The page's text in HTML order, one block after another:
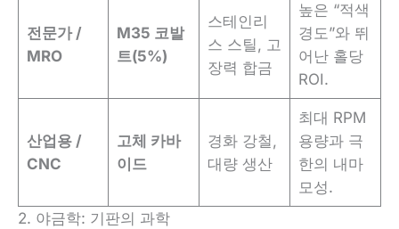
전문가 /
MRO
M35 코발
트(5%)
스테인리
스 스틸, 고
장력 합금
높은 “적색
경도”와 뛰
어난 홀당
ROI.
산업용 /
CNC
고체 카바
이드
경화 강철,
대량 생산
최대 RPM
용량과 극
한의 내마
모성.
2. 야금학: 기판의 과학